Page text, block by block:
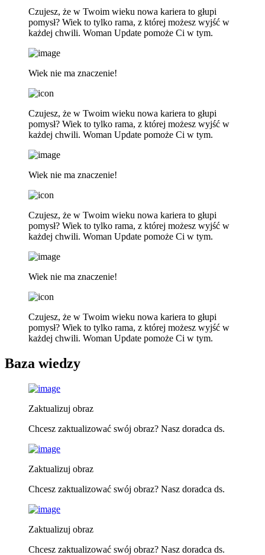
Czujesz, że w Twoim wieku nowa kariera to głupi
pomysł? Wiek to tylko rama, z której możesz wyjść w
każdej chwili. Woman Update pomoże Ci w tym.
Wiek nie ma znaczenie!
Czujesz, że w Twoim wieku nowa kariera to głupi
pomysł? Wiek to tylko rama, z której możesz wyjść w
każdej chwili. Woman Update pomoże Ci w tym.
Wiek nie ma znaczenie!
Czujesz, że w Twoim wieku nowa kariera to głupi
pomysł? Wiek to tylko rama, z której możesz wyjść w
każdej chwili. Woman Update pomoże Ci w tym.
Wiek nie ma znaczenie!
Czujesz, że w Twoim wieku nowa kariera to głupi
pomysł? Wiek to tylko rama, z której możesz wyjść w
każdej chwili. Woman Update pomoże Ci w tym.
Baza wiedzy
Zaktualizuj obraz
Chcesz zaktualizować swój obraz? Nasz doradca ds.
Zaktualizuj obraz
Chcesz zaktualizować swój obraz? Nasz doradca ds.
Zaktualizuj obraz
Chcesz zaktualizować swój obraz? Nasz doradca ds.